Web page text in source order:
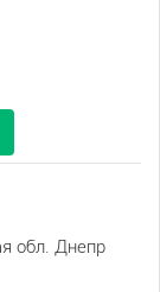
обл. Днепр